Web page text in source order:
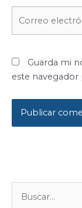
electrónico*
Guarda mi
este navegador